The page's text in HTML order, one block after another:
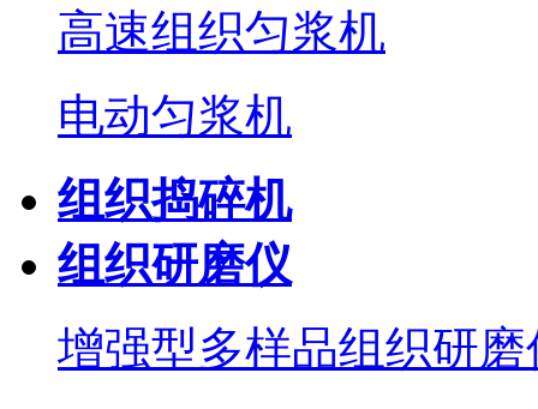
高速组织匀浆机
电动匀浆机
组织捣碎机
组织研磨仪
增强型多样品组织研磨